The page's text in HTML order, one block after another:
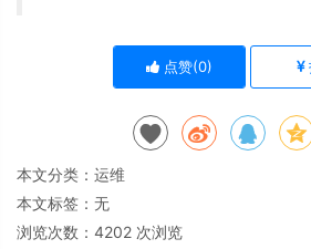
点赞(0)
本文分类： 运维
本文标签：无
浏览次数： 4202 次浏览